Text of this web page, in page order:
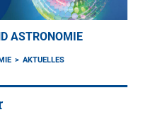
ASTRONOMIE
AKTUELLES